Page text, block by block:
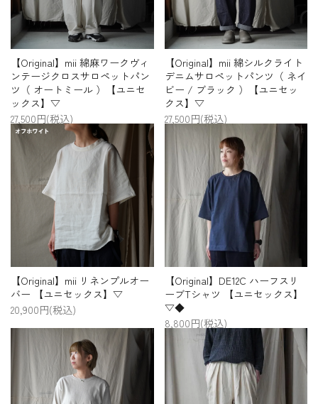
【Original】mii 綿麻ワークヴィ
ンテージクロスサロペットパン
ツ（ オートミール ）【ユニセ
ックス】▽
27,500円(税込)
【Original】mii 綿シルクライト
デニムサロペットパンツ（ ネイ
ビー / ブラック ）【ユニセッ
クス】▽
27,500円(税込)
【Original】mii リネンプルオー
バー 【ユニセックス】▽
20,900円(税込)
【Original】DE12C ハーフスリ
ーブTシャツ 【ユニセックス】
▽◆
8,800円(税込)